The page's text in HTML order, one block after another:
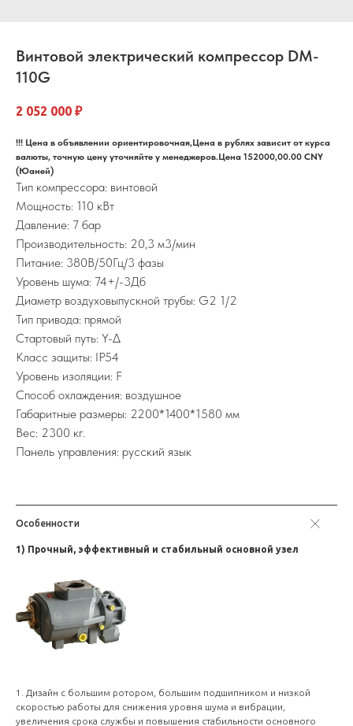
Винтовой электрический компрессор DM-
110G
2 052 000 ₽
!!! Цена в объявлении ориентировочная,Цена в рублях зависит от курса
валюты, точную цену уточняйте у менеджеров.Цена 152000,00.00 CNY
(Юаней)
Тип компрессора: винтовой
Мощность: 110 кВт
Давление: 7 бар
Производительность: 20,3 м3/мин
Питание: 380В/50Гц/3 фазы
Уровень шума: 74+/-3Дб
Диаметр воздуховыпускной трубы: G2 1/2
Тип привода: прямой
Стартовый путь: Y-∆
Класс защиты: IP54
Уровень изоляции: F
Способ охлаждения: воздушное
Габаритные размеры: 2200*1400*1580 мм
Вес: 2300 кг.
Панель управления: русский язык
Особенности
1) Прочный, эффективный и стабильный основной узел
1. Дизайн с большим ротором, большим подшипником и низкой
скоростью работы для снижения уровня шума и вибрации,
увеличения срока службы и повышения стабильности основного